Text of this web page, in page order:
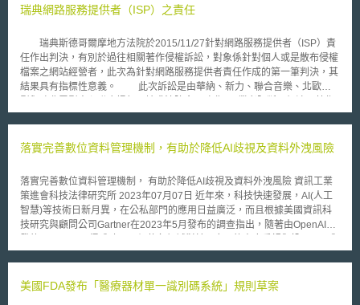
往來可能會受到公司的監視，則該公司將可能違反歐洲人權公約(European
爾斯之卡馬森學院(Carmarthenshire College)的員工—Lynette Copland發
現自己的網路使用情形及電話均遭到工作單位之監視，憤而向歐洲法院提出
告訴。由於卡馬森學院並未提醒員工在工作場合之電子郵件、電話或其他通
訊可能遭到監視，因此Lynette Copland之律師主張當事人在工作場合之電
話、電子郵件、網路使用等其他通訊都應具有合理的隱私權期待，而受到歐
元之損害賠償以及1,1820美元之訴訟費用。
瑞典網路服務提供者（ISP）之責任
瑞典斯德哥爾摩地方法院於2015/11/27針對網路服務提供者（ISP）責
任作出判決，有別於過往相關著作侵權訴訟，對象係針對個人或是散布侵權
檔案之網站經營者，此次為針對網路服務提供者責任作成的第一筆判決，其
結果具有指標性意義。 此次訴訟是由華納、新力、聯合音樂、北歐電
權侵害之網站連結。原告等聲稱被告提供網路連接到侵權網站之行為，已構
行為。然法院未予採納，認為：（一）依歐盟指令（Infosoc-directivet）之
用途，各會員國須提供著作權人司法救濟途徑，以對抗中介人。由於瑞典著
作權法已提供禁制令（föreläggande）之申請予著作權人，藉此對抗參與侵
害行為的幫助犯。可見瑞典著作權法已符合指令之要求。（二）其次，法院
認定本案被告係單純提供其顧客網路聯結到侵權網站，不構成瑞典著作權法
上之參與侵權行為。因所謂參與必須是客觀上對侵權行為人有幫助行為（如
能因為少部分之非法使用者利用其網站連結便認定其構成參與侵權行為。故
上訴，後續發展有待觀察。
落實完善數位資料管理機制，有助於降低AI歧視及資料外洩風險
落實完善數位資料管理機制， 有助於降低AI歧視及資料外洩風險 資訊工業
策進會科技法律研究所 2023年07月07日 近年來，科技快速發展，AI(人工
智慧)等技術日新月異，在公私部門的應用日益廣泛，而且根據美國資訊科
技研究與顧問公司Gartner在2023年5月發布的調查指出，隨著由OpenAI開
此同時，AI歧視及資料外洩等問題，亦成為社會各界的重大關切議題。 壹、
《生成式人工智慧的經濟潛力：下一個生產力前沿(The next productivity
美國FDA發布「醫療器材單一識別碼系統」規則草案